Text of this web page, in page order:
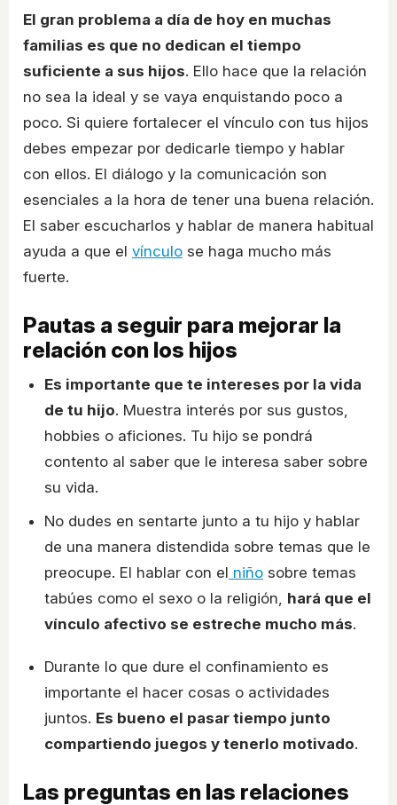
El gran problema a día de hoy en muchas
familias es que no dedican el tiempo
suficiente a sus hijos. Ello hace que la relación
no sea la ideal y se vaya enquistando poco a
poco. Si quiere fortalecer el vínculo con tus hijos
debes empezar por dedicarle tiempo y hablar
con ellos. El diálogo y la comunicación son
esenciales a la hora de tener una buena relación.
El saber escucharlos y hablar de manera habitual
ayuda a que el vínculo se haga mucho más
fuerte.
Pautas a seguir para mejorar la
relación con los hijos
Es importante que te intereses por la vida
de tu hijo. Muestra interés por sus gustos,
hobbies o aficiones. Tu hijo se pondrá
contento al saber que le interesa saber sobre
su vida.
No dudes en sentarte junto a tu hijo y hablar
de una manera distendida sobre temas que le
preocupe. El hablar con el niño sobre temas
tabúes como el sexo o la religión, hará que el
vínculo afectivo se estreche mucho más.
Durante lo que dure el confinamiento es
importante el hacer cosas o actividades
juntos. Es bueno el pasar tiempo junto
compartiendo juegos y tenerlo motivado.
Las preguntas en las relaciones